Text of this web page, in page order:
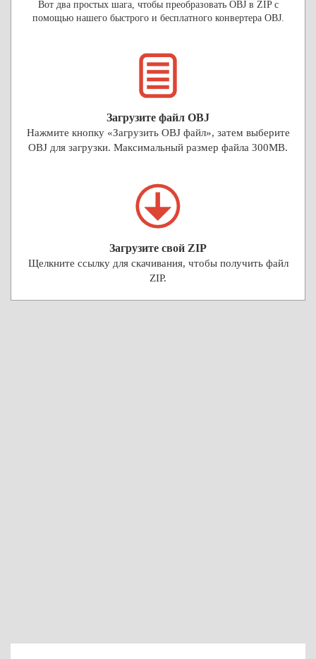
Вот два простых шага, чтобы преобразовать OBJ в ZIP с
помощью нашего быстрого и бесплатного конвертера OBJ.
Загрузите файл OBJ
Нажмите кнопку «Загрузить OBJ файл», затем выберите
OBJ для загрузки. Максимальный размер файла 300MB.
Загрузите свой ZIP
Щелкните ссылку для скачивания, чтобы получить файл
ZIP.